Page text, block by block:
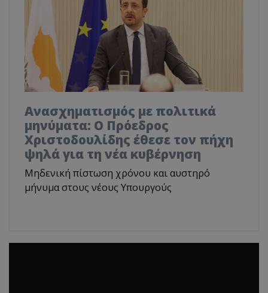
Ανασχηματισμός με πολιτικά
μηνύματα: Ο Πρόεδρος
Χριστοδουλίδης έθεσε τον πήχη
ψηλά για τη νέα κυβέρνηση
Μηδενική πίστωση χρόνου και αυστηρό
μήνυμα στους νέους Υπουργούς